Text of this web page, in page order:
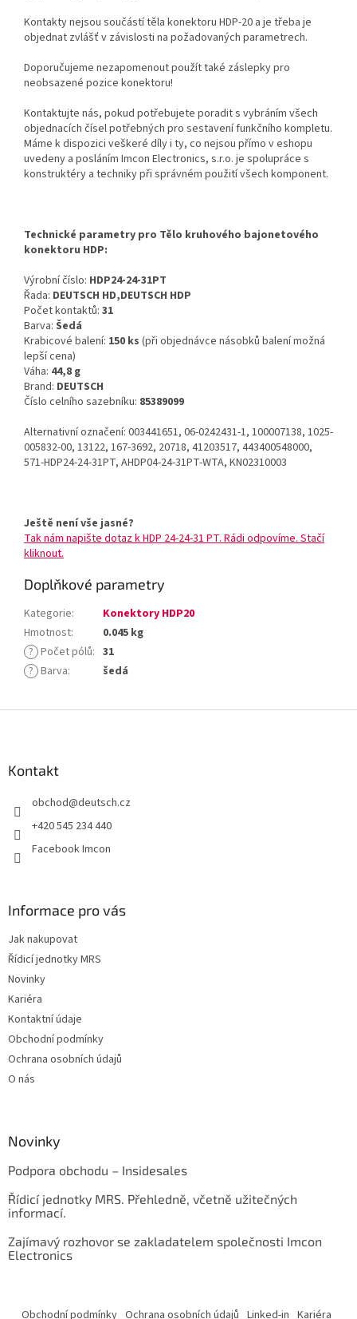
Kontakty nejsou součástí těla konektoru HDP-20 a je třeba je
objednat zvlášť v závislosti na požadovaných parametrech.
Doporučujeme nezapomenout použít také záslepky pro
neobsazené pozice konektoru!
Kontaktujte nás, pokud potřebujete poradit s vybráním všech
objednacích čísel potřebných pro sestavení funkčního kompletu.
Máme k dispozici veškeré díly i ty, co nejsou přímo v eshopu
uvedeny a posláním Imcon Electronics, s.r.o. je spolupráce s
konstruktéry a techniky při správném použití všech komponent.
Technické parametry pro Tělo kruhového bajonetového
konektoru HDP:
Výrobní číslo: HDP24-24-31PT
Řada: DEUTSCH HD,DEUTSCH HDP
Počet kontaktů: 31
Barva: Šedá
Krabicové balení: 150 ks (při objednávce násobků balení možná
lepší cena)
Váha: 44,8 g
Brand: DEUTSCH
Číslo celního sazebníku: 85389099
Alternativní označení: 003441651, 06-0242431-1, 100007138, 1025-
005832-00, 13122, 167-3692, 20718, 41203517, 443400548000,
571-HDP24-24-31PT, AHDP04-24-31PT-WTA, KN02310003
Ještě není vše jasné?
Tak nám napište dotaz k HDP 24-24-31 PT. Rádi odpovíme. Stačí
kliknout.
Doplňkové parametry
Kategorie:
Konektory HDP20
Hmotnost:
0.045 kg
? Počet pólů: 31
? Barva: šedá
Kontakt
obchod@deutsch.cz
+420 545 234 440
Facebook Imcon
Informace pro vás
Jak nakupovat
Řídicí jednotky MRS
Novinky
Kariéra
Kontaktní údaje
Obchodní podmínky
Ochrana osobních údajů
O nás
Novinky
Podpora obchodu – Insidesales
Řídicí jednotky MRS. Přehledně, včetně užitečných
informací.
Zajímavý rozhovor se zakladatelem společnosti Imcon
Electronics
Obchodní podmínky Ochrana osobních údajů Linked-in Kariéra